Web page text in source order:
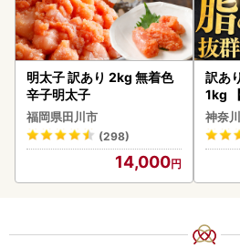
明太子 訳あり 2kg 無着色
辛子明太子
福岡県田川市
(298)
14,000
訳あ
1kg
神奈